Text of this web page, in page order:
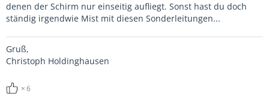
denen der Schirm nur einseitig aufliegt. Sonst hast du doch
ständig irgendwie Mist mit diesen Sonderleitungen...
Gruß,
Christoph Holdinghausen
6